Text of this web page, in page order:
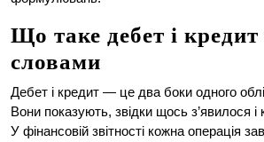
Що таке дебет і
словами
Дебет і кредит — це два боки одного
Вони показують, звідки щось з’явилося і
У фінансовій звітності кожна операція